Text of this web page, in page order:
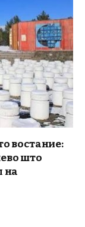
востание:
што
на